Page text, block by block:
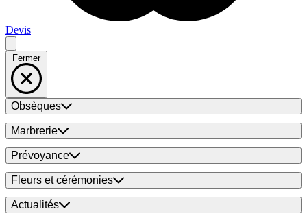
Devis
Fermer
Obsèques
Marbrerie
Prévoyance
Fleurs et cérémonies
Actualités